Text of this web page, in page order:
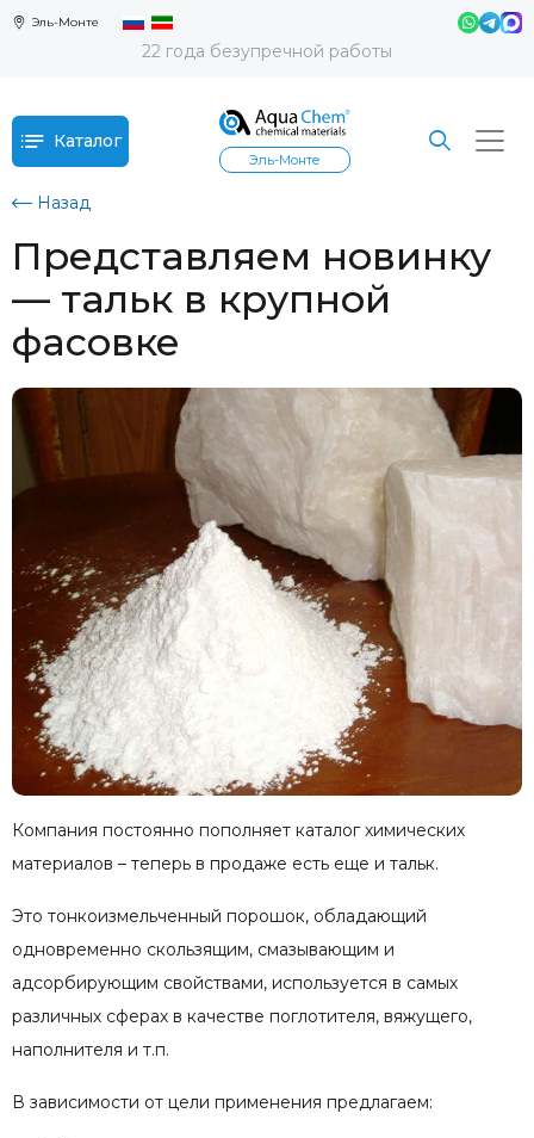
Эль-Монте
22 года безупречной работы
Каталог
Эль-Монте
Назад
Представляем новинку
— тальк в крупной
фасовке
Компания постоянно пополняет каталог химических
материалов – теперь в продаже есть еще и тальк.
Это тонкоизмельченный порошок, обладающий
одновременно скользящим, смазывающим и
адсорбирующим свойствами, используется в самых
различных сферах в качестве поглотителя, вяжущего,
наполнителя и т.п.
В зависимости от цели применения предлагаем: